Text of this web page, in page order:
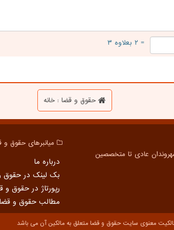
= ۲ بعلاوه ۳
حقوق و قضا : خانه
میانبرهای حقوق و
درباره ما
بک لینک در حقوق
رپورتاژ در حقوق و
مطالب حقوق و قضا